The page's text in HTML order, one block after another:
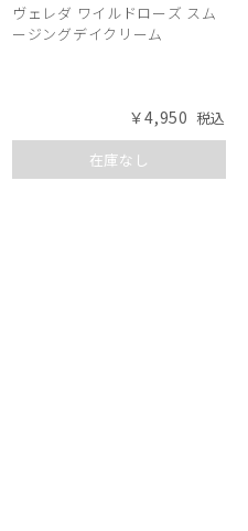
ヴェレダ ワイルドローズ スム
ージングデイクリーム
￥4,950
在庫なし